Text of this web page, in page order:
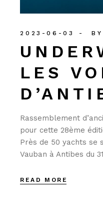
2023-06-03 BY
LES
Rassemblement
pour cette 28ème
Près de 50 yachts se
Vauban à Antibes du
READ MORE